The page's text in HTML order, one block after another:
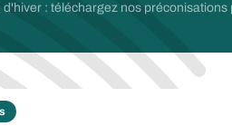
d'hiver : téléchargez nos préconisations